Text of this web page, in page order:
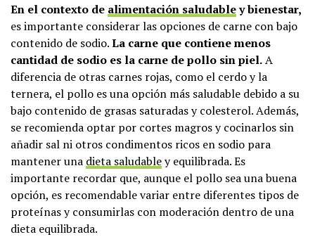
En el contexto de alimentación saludabley bienestar,
es importante considerar las opciones de carne con bajo
contenido de sodio.La carne que contiene menos
cantidad de sodio es la carne de pollo sin piel.A
diferencia de otras carnes rojas, como el cerdo y la
ternera, el pollo es una opción más saludable debido a su
bajo contenido de grasas saturadas y colesterol. Además,
se recomienda optar por cortes magros y cocinarlos sin
añadir sal ni otros condimentos ricos en sodio para
mantener una dieta saludabley equilibrada. Es
importante recordar que, aunque el pollo sea una buena
opción, es recomendable variar entre diferentes tipos de
proteínas y consumirlas con moderación dentro de una
dieta equilibrada.